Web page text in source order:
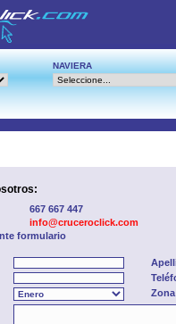
NAVIERA
667 667 447
info@cruceroclick.com
formulario